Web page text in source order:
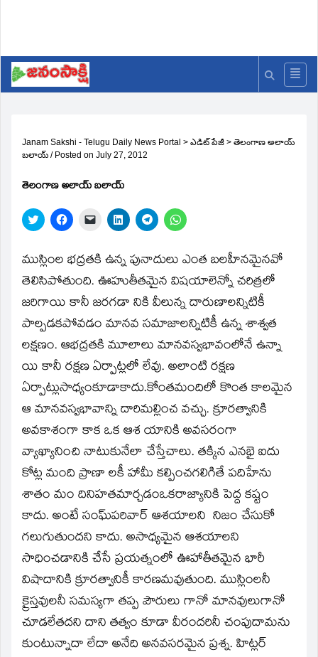
Janam Sakshi - Telugu Daily News Portal > ఎడిట్ పేజీ > తెలంగాణ అలాయ్‌
బలాయ్‌ / Posted on July 27, 2012
తెలంగాణ అలాయ్‌ బలాయ్‌
Click
to
Twitter
(Opens
new
Click
to
Facebook
(Opens
new
Click
link
to
friend
in
new
window)
Click
to
LinkedIn
(Opens
in
new
window)
Click
to
Telegram
(Opens
new
window)
Click
to
WhatsApp
(Opens
new
ముస్లింల భద్రతకి ఉన్న పునాదులు ఎంత బలహీనమైనవో
తెలిసిపోతుంది. ఊహుతీతమైన విషయాలెన్నో చరిత్రలో
జరిగాయి కానీ జరగడా నికి వీలున్న దారుణాలన్నిటికీ
పాల్పడకపోవడం మానవ సమాజాలన్నిటికీ ఉన్న శాశ్వత
లక్షణం. ఆభద్రతకి మూలాలు మానవస్వభావంలోనే ఉన్నా
యి కానీ రక్షణ ఏర్పాట్లలో లేవు. అలాంటి రక్షణ
ఏర్పాట్లుసాధ్యంకూడాకాదు.కోంతమందిలో కొంత కాలమైన
ఆ మానవస్వభావాన్ని దారిమల్లించ వచ్చు. క్రూరత్వానికి
అవకాశంగా కాక ఒక ఆశ యానికి అవసరంగా
వ్యాఖ్యానించి నాటుకునేలా చేస్తేచాలు. తక్కిన ఎనభై ఐదు
కోట్ల మంది ప్రాణా లకీ హామీ కల్పించగలిగితే పదిహేను
శాతం మం దినిహతమార్చడంఒకరాజ్యానికి పెద్ద కష్టం
కాదు. అంటే సంఘ్‌పరివార్‌ ఆశయాలని నిజం చేసుకో
గలుగుతుందని కాదు. అసాధ్యమైన ఆశయాలని
సాధించడానికి చేసే ప్రయత్నంలో ఊహాతీతమైన భారీ
విషాదానికి క్రూరత్వానికీ కారణమవుతుంది. ముస్లింలనీ
క్రైస్తవులనీ సమస్యగా తప్ప పౌరులు గానో మానవులుగానో
చూడలేతదని దాని తత్వం కూడా వీరందరినీ చంపుదామను
కుంటున్నాదా లేదా అనేది అనవసరమైన ప్రశ్న. హిట్లర్‌